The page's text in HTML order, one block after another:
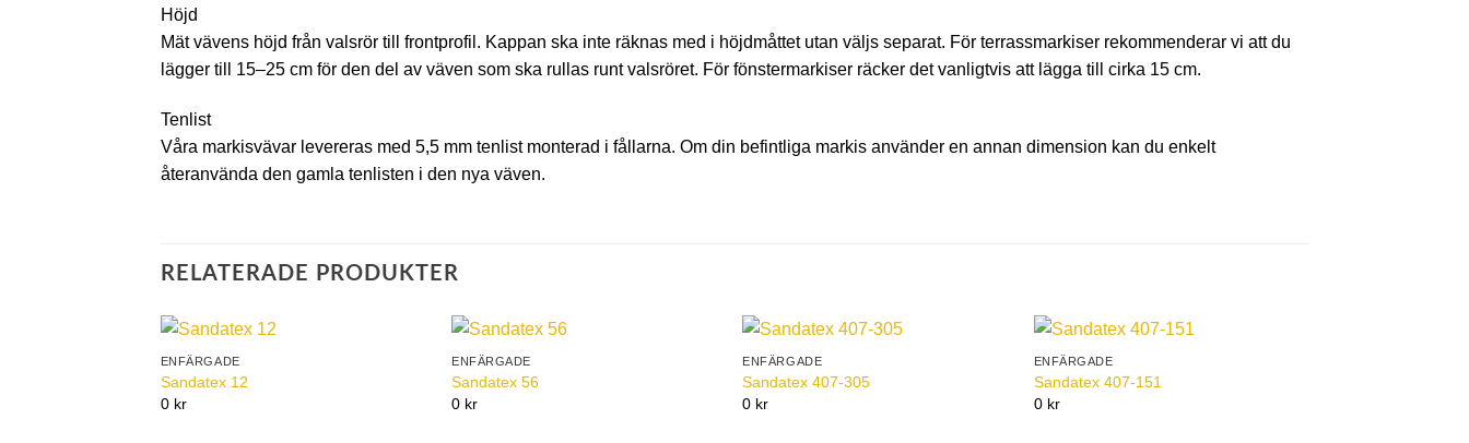
Höjd
Mät vävens höjd från valsrör till frontprofil. Kappan ska inte räknas med i höjdmåttet utan väljs separat. För terrassmarkiser rekommenderar vi att du
lägger till 15–25 cm för den del av väven som ska rullas runt valsröret. För fönstermarkiser räcker det vanligtvis att lägga till cirka 15 cm.
Tenlist
Våra markisvävar levereras med 5,5 mm tenlist monterad i fållarna. Om din befintliga markis använder en annan dimension kan du enkelt
återanvända den gamla tenlisten i den nya väven.
RELATERADE PRODUKTER
ENFÄRGADE
Sandatex 12
0 kr
ENFÄRGADE
Sandatex 56
0 kr
ENFÄRGADE
Sandatex 407-305
0 kr
ENFÄRGADE
Sandatex 407-151
0 kr